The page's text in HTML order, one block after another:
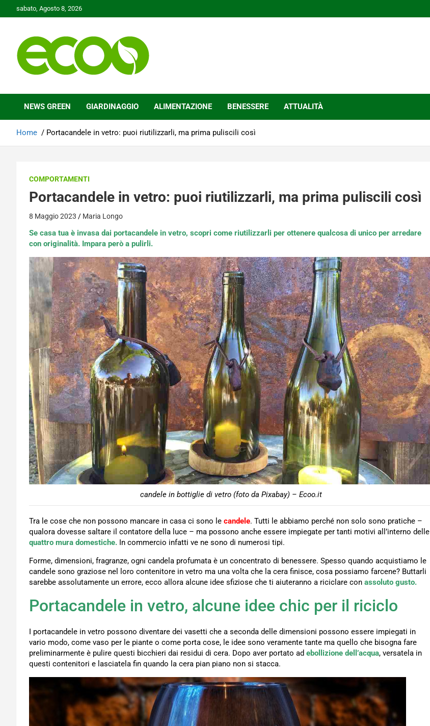
to
sabato, Agosto 8, 2026
Ecoo.it
NEWS GREEN GIARDINAGGIO ALIMENTAZIONE BENESSERE ATTUALITÀ
Home Portacandele in vetro: puoi riutilizzarli, ma prima puliscili così
COMPORTAMENTI
Portacandele in vetro: puoi riutilizzarli, ma prima puliscili così
8 Maggio 2023 Maria Longo
Se casa tua è invasa dai portacandele in vetro, scopri come riutilizzarli per ottenere qualcosa di unico per arredare
con originalità. Impara però a pulirli.
candele in bottiglie di vetro (foto da Pixabay) – Ecoo.it
Tra le cose che non possono mancare in casa ci sono le candele. Tutti le abbiamo perché non solo sono pratiche –
qualora dovesse saltare il contatore della luce – ma possono anche essere impiegate per tanti motivi all’interno delle
quattro mura domestiche. In commercio infatti ve ne sono di numerosi tipi.
Forme, dimensioni, fragranze, ogni candela profumata è un concentrato di benessere. Spesso quando acquistiamo le
candele sono graziose nel loro contenitore in vetro ma una volta che la cera finisce, cosa possiamo farcene? Buttarli
sarebbe assolutamente un errore, ecco allora alcune idee sfiziose che ti aiuteranno a riciclare con assoluto gusto.
Portacandele in vetro, alcune idee chic per il riciclo
I portacandele in vetro possono diventare dei vasetti che a seconda delle dimensioni possono essere impiegati in
vario modo, come vaso per le piante o come porta cose, le idee sono veramente tante ma quello che bisogna fare
preliminarmente è pulire questi bicchieri dai residui di cera. Dopo aver portato ad ebollizione dell’acqua, versatela in
questi contenitori e lasciatela fin quando la cera pian piano non si stacca.